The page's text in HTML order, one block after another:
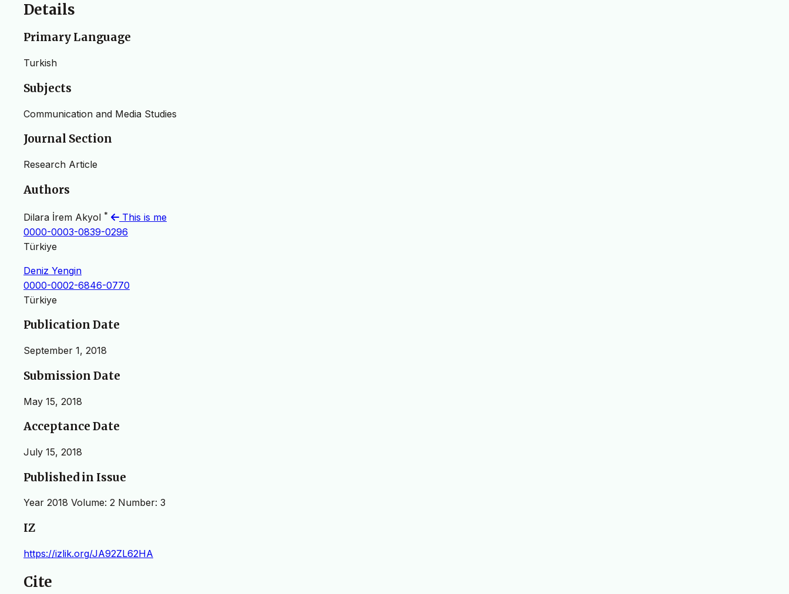
Details
Primary Language
Turkish
Subjects
Communication and Media Studies
Journal Section
Research Article
Authors
Dilara İrem Akyol *
This is me
0000-0003-0839-0296
Türkiye
Deniz Yengin
0000-0002-6846-0770
Türkiye
Publication Date
September 1, 2018
Submission Date
May 15, 2018
Acceptance Date
July 15, 2018
Published in Issue
Year 2018 Volume: 2 Number: 3
IZ
https://izlik.org/JA92ZL62HA
Cite